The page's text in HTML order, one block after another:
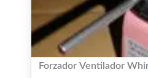
Forzador Ventilador